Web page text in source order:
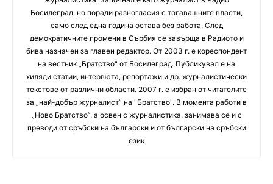
Босилеград, но поради разногласия с тогавашните власти,
само след една година остава без работа. След
демократичните промени в Сърбия се завърща в Радиото и
бива назначен за главен редактор. От 2003 г. е кореспондент
на вестник „Братство" от Босилеград. Публикувал е на
хиляди статии, интервюта, репортажи и др. журналистически
текстове от различни области. 2007 г. е избран от читателите
за „най-добър журналист” на "Братство". В момента работи в
„Ново Братство”, а освен с журналистика, занимава се и с
преводи от сръбски на български и от български на сръбски
език